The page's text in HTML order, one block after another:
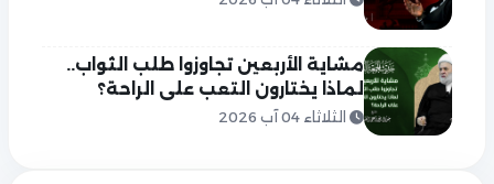
مشاية الأربعين تجاوزوا طلب الثواب..
لماذا يختارون التعب على الراحة؟
الثلاثاء 04 آب 2026